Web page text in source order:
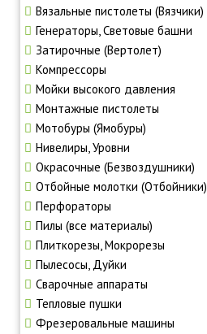
Вязальные пистолеты (Вязчики)
Генераторы, Световые башни
Затирочные (Вертолет)
Компрессоры
Мойки высокого давления
Монтажные пистолеты
Мотобуры (Ямобуры)
Нивелиры, Уровни
Окрасочные (Безвоздушники)
Отбойные молотки (Отбойники)
Перфораторы
Пилы (все материалы)
Плиткорезы, Мокрорезы
Пылесосы, Дуйки
Сварочные аппараты
Тепловые пушки
Фрезеровальные машины